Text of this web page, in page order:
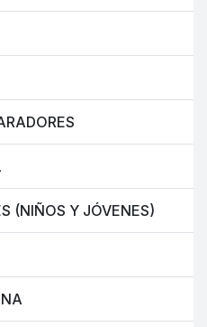
(NIÑOS Y JÓVENES)